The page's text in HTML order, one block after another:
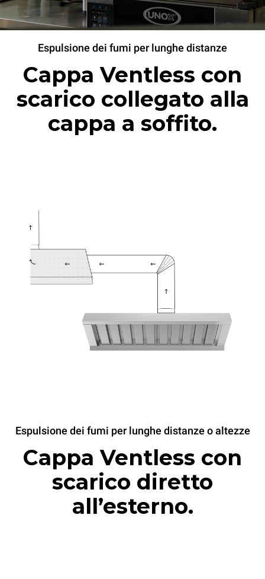
Espulsione dei fumi per lunghe distanze
Cappa Ventless con
scarico collegato alla
cappa a soffito.
Espulsione dei fumi per lunghe distanze o altezze
Cappa Ventless con
scarico diretto
all’esterno.